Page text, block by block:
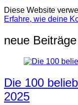
Diese Website
Erfahre, wie deine
neue Beiträge
Die 100
2025